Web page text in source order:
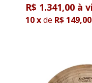
R$ 1.341,00
10xde R$ 149,00